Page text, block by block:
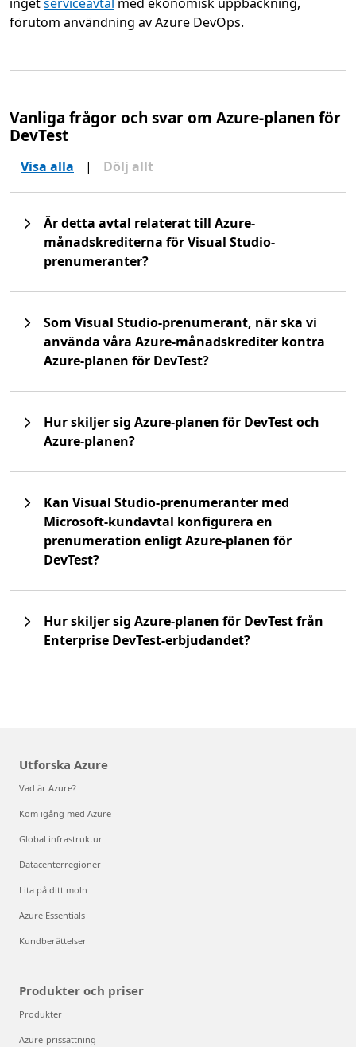
förutom användning av Azure DevOps.
Vanliga frågor och svar om Azure-planen för
DevTest
Visa alla | Dölj allt
Är detta avtal relaterat till Azure-
månadskrediterna för Visual Studio-
prenumeranter?
Som Visual Studio-prenumerant, när ska vi
använda våra Azure-månadskrediter kontra
Azure-planen för DevTest?
Hur skiljer sig Azure-planen för DevTest och
Azure-planen?
Kan Visual Studio-prenumeranter med
Microsoft-kundavtal konfigurera en
prenumeration enligt Azure-planen för
DevTest?
Hur skiljer sig Azure-planen för DevTest från
Enterprise DevTest-erbjudandet?
Utforska Azure
Vad är Azure?
Kom igång med Azure
Global infrastruktur
Datacenterregioner
Lita på ditt moln
Azure Essentials
Kundberättelser
Produkter och priser
Produkter
Azure-prissättning